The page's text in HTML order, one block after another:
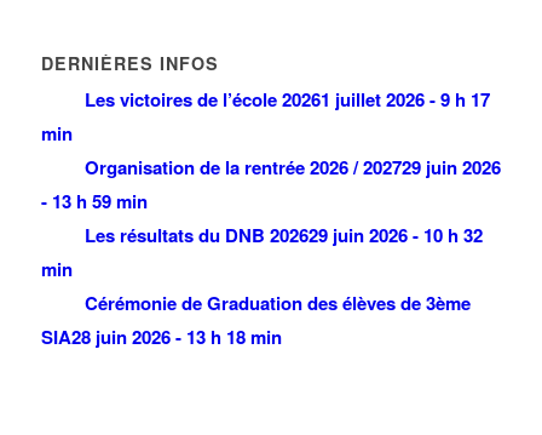
DERNIÈRES INFOS
Les victoires de l’école 20261 juillet 2026 - 9 h 17
min
Organisation de la rentrée 2026 / 202729 juin 2026
- 13 h 59 min
Les résultats du DNB 202629 juin 2026 - 10 h 32
min
Cérémonie de Graduation des élèves de 3ème
SIA28 juin 2026 - 13 h 18 min